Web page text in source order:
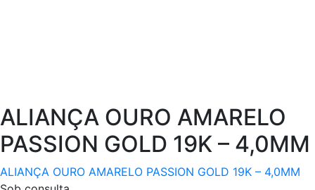
ALIANÇA OURO AMARELO
PASSION GOLD 19K – 4,0MM
ALIANÇA OURO AMARELO PASSION GOLD 19K – 4,0MM